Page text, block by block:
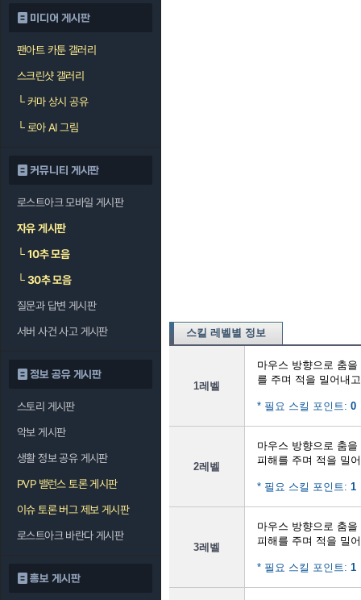
미디어 게시판
팬아트 카툰 갤러리
스크린샷 갤러리
└커마 상시 공유
└로아 AI 그림
커뮤니티 게시판
로스트아크 모바일 게시판
자유 게시판
└10추 모음
└30추 모음
질문과 답변 게시판
서버 사건 사고 게시판
정보 공유 게시판
스토리 게시판
악보 게시판
생활 정보 공유 게시판
PVP 밸런스 토론 게시판
이슈 토론 버그 제보 게시판
로스트아크 바란다 게시판
홍보 게시판
스킬 레벨별 정보
1레벨
마우스 방향으로 춤
를 주며 적을 밀어내
* 필요 스킬 포인트: 0
2레벨
마우스 방향으로 춤
피해를 주며 적을 밀
* 필요 스킬 포인트: 1
3레벨
마우스 방향으로 춤
피해를 주며 적을 밀
* 필요 스킬 포인트: 1